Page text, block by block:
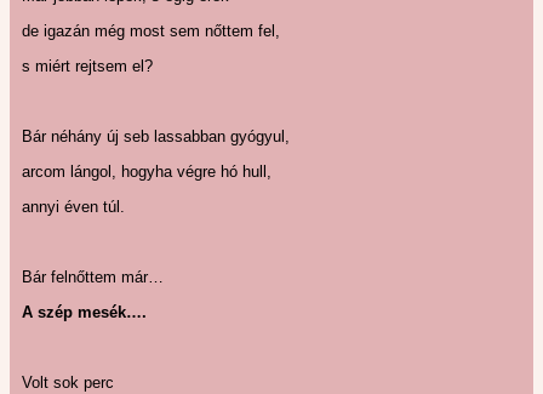
de igazán még most sem nőttem fel,
s miért rejtsem el?
Bár néhány új seb lassabban gyógyul,
arcom lángol, hogyha végre hó hull,
annyi éven túl.
Bár felnőttem már…
A szép mesék….
Volt sok perc